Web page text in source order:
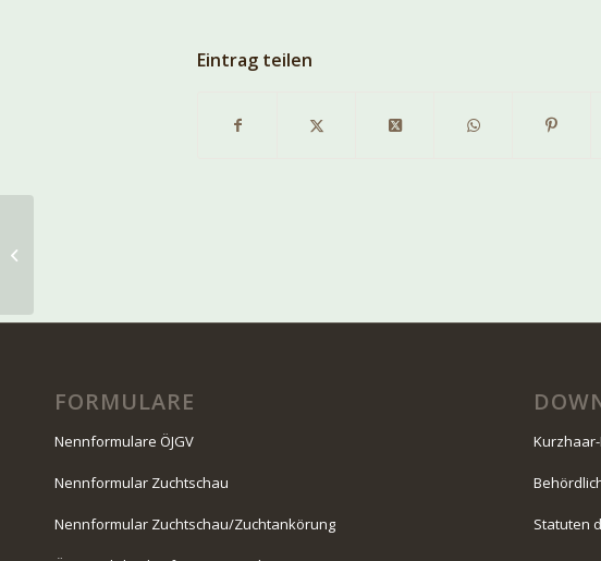
Eintrag teilen
FORMULARE
Nennformulare ÖJGV
Nennformular Zuchtschau
Nennformular Zuchtschau/Zuchtankörung Statuten